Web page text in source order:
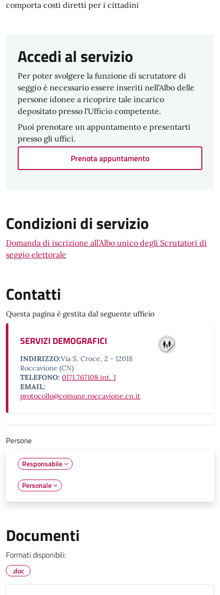
comporta costi diretti per i cittadini
Accedi al servizio
Per poter svolgere la funzione di scrutatore di
seggio è necessario essere inseriti nell'Albo delle
persone idonee a ricoprire tale incarico
depositato presso l'Ufficio competente.
Puoi prenotare un appuntamento e presentarti
presso gli uffici.
Prenota appuntamento
Condizioni di servizio
Domanda di iscrizione all’Albo unico degli Scrutatori di
seggio elettorale
Contatti
Questa pagina è gestita dal seguente ufficio
SERVIZI DEMOGRAFICI
INDIRIZZO:Via S. Croce, 2 - 12018
Roccavione (CN)
TELEFONO: 0171.767108 int. 1
EMAIL:
protocollo@comune.roccavione.cn.it
Persone
Responsabile
Personale
Documenti
Formati disponibili:
.doc